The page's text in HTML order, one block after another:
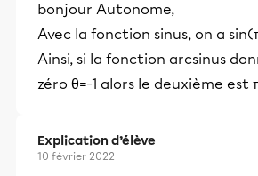
bonjour Autonome,
Avec la fonction sinus, on a
Ainsi, si la fonction arcsinus
zéro θ=-1 alors le deuxième est
Explication d’élève
10 février 2022